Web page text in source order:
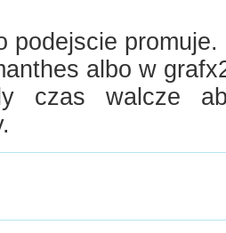
podejscie promuje.
albo w
czas walcze